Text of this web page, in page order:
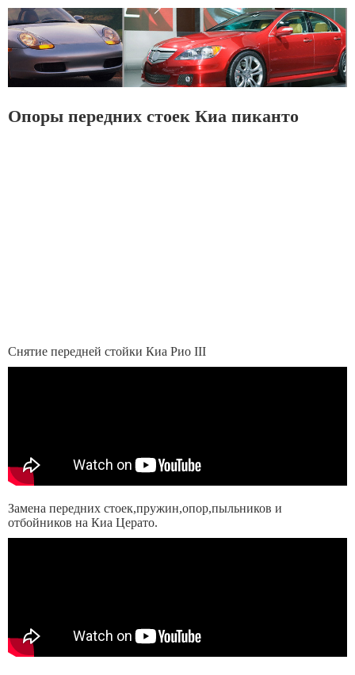
Опоры передних стоек Киа пиканто
Снятие передней стойки Киа Рио III
Замена передних стоек,пружин,опор,пыльников и
отбойников на Киа Церато.